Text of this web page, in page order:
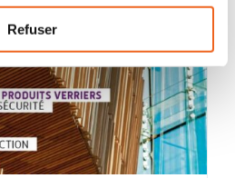
Refuser